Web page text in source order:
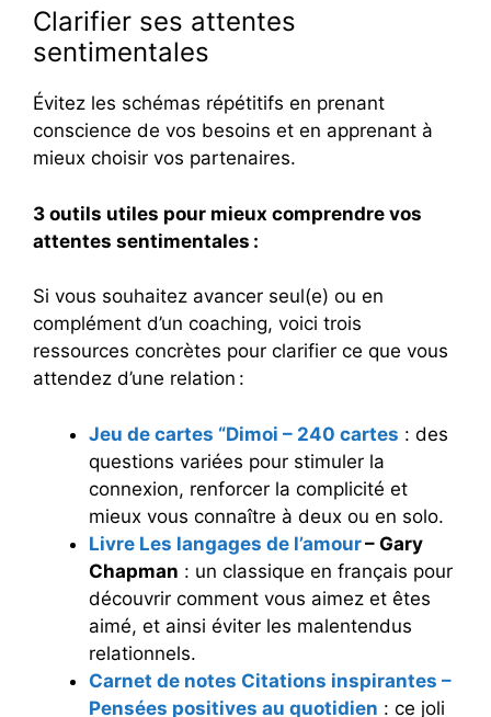
Clarifier ses attentes
sentimentales
Évitez les schémas répétitifs en prenant
conscience de vos besoins et en apprenant à
mieux choisir vos partenaires.
3 outils utiles pour mieux comprendre vos
attentes sentimentales :
Si vous souhaitez avancer seul(e) ou en
complément d’un coaching, voici trois
ressources concrètes pour clarifier ce que vous
attendez d’une relation :
Jeu de cartes “Dimoi – 240 cartes : des
questions variées pour stimuler la
connexion, renforcer la complicité et
mieux vous connaître à deux ou en solo.
Livre Les langages de l’amour– Gary
Chapman : un classique en français pour
découvrir comment vous aimez et êtes
aimé, et ainsi éviter les malentendus
relationnels.
Carnet de notes Citations inspirantes –
Pensées positives au quotidien : ce joli